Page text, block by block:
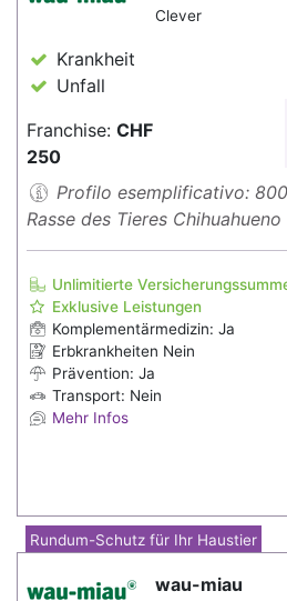
Clever
Krankheit
Unfall
Franchise: CHF
250
Profilo esemplificativo:
Rasse des Tieres Chihuahueno
Unlimitierte
Exklusive Leistungen
Komplementärmedizin: Ja
Erbkrankheiten Nein
Prävention: Ja
Transport: Nein
Mehr Infos
Rundum-Schutz für Ihr Haustier
wau-miau